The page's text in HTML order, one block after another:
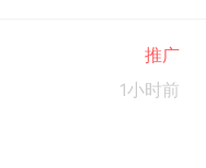
推广
1小时前